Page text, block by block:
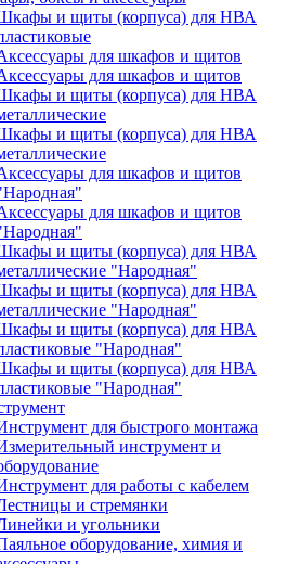
и щиты (корпуса) для НВА
для шкафов и щитов
для шкафов и щитов
и щиты (корпуса) для НВА
и щиты (корпуса) для НВА
для шкафов и щитов
для шкафов и щитов
и щиты (корпуса) для НВА
"Народная"
и щиты (корпуса) для НВА
"Народная"
и щиты (корпуса) для НВА
"Народная"
и щиты (корпуса) для НВА
"Народная"
для быстрого монтажа
инструмент и
для работы с кабелем
и стремянки
и угольники
оборудование, химия и